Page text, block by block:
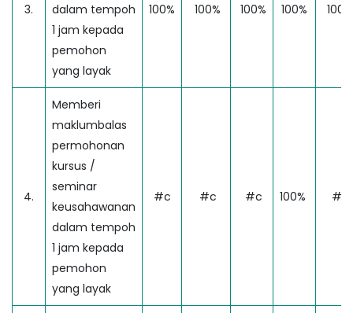
3.
dalam tempoh
1 jam kepada
pemohon
yang layak
100% 100% 100% 100% 100%
4.
Memberi
maklumbalas
permohonan
kursus /
seminar
keusahawanan
dalam tempoh
1 jam kepada
pemohon
yang layak
#c #c #c 100% #c